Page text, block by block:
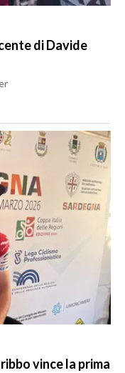
di Davide
vince la prima